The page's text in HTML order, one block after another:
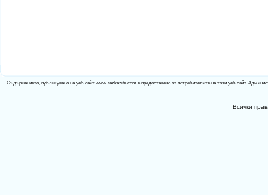
Съдържанието, публикувано на уеб сайт www.razkazite.com е предоставено от потребителите на този уеб сайт.
Всички